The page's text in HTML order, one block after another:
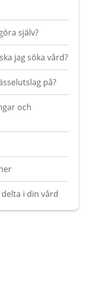
själv?
jag söka vård?
på?
och
i din vård